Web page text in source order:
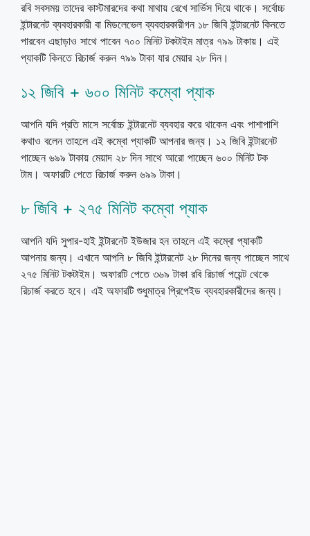
রবি সবসময় তাদের কাস্টমারদের কথা মাথায় রেখে সার্ভিস দিয়ে থাকে। সর্বোচ্চ
ইন্টারনেট ব্যবহারকারী বা মিডলেভেল ব্যবহারকারীগন ১৮ জিবি ইন্টারনেট কিনতে
পারবেন এছাড়াও সাথে পাবেন ৭০০ মিনিট টকটাইম মাত্র ৭৯৯ টাকায়। এই
প্যাকটি কিনতে রিচার্জ করুন ৭৯৯ টাকা যার মেয়ার ২৮ দিন।
১২ জিবি + ৬০০ মিনিট কম্বো প্যাক
আপনি যদি প্রতি মাসে সর্বোচ্চ ইন্টারনেট ব্যবহার করে থাকেন এবং পাশাপাশি
কথাও বলেন তাহলে এই কম্বো প্যাকটি আপনার জন্য। ১২ জিবি ইন্টারনেট
পাচ্ছেন ৬৯৯ টাকায় মেয়াদ ২৮ দিন সাথে আরো পাচ্ছেন ৬০০ মিনিট টক
টাম। অফারটি পেতে রিচার্জ করুন ৬৯৯ টাকা।
৮ জিবি + ২৭৫ মিনিট কম্বো প্যাক
আপনি যদি সুপার-হাই ইন্টারনেট ইউজার হন তাহলে এই কম্বো প্যাকটি
আপনার জন্য। এখানে আপনি ৮ জিবি ইন্টারনেট ২৮ দিনের জন্য পাচ্ছেন সাথে
২৭৫ মিনিট টকটাইম। অফারটি পেতে ৩৬৯ টাকা রবি রিচার্জ পয়েন্ট থেকে
রিচার্জ করতে হবে। এই অফারটি শুধুমাত্র প্রিপেইড ব্যবহারকারীদের জন্য।